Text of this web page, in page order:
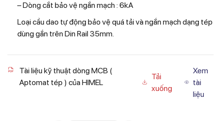
– Dòng cắt bảo vệ ngắn mạch : 6kA
Loại cầu dao tự động bảo vệ quá tải và ngắn mạch dạng tép
dùng gắn trên Din Rail 35mm.
Tài liệu kỹ thuật dòng MCB (
Aptomat tép ) của HIMEL
Tải
xuống
Xem
tài
liệu